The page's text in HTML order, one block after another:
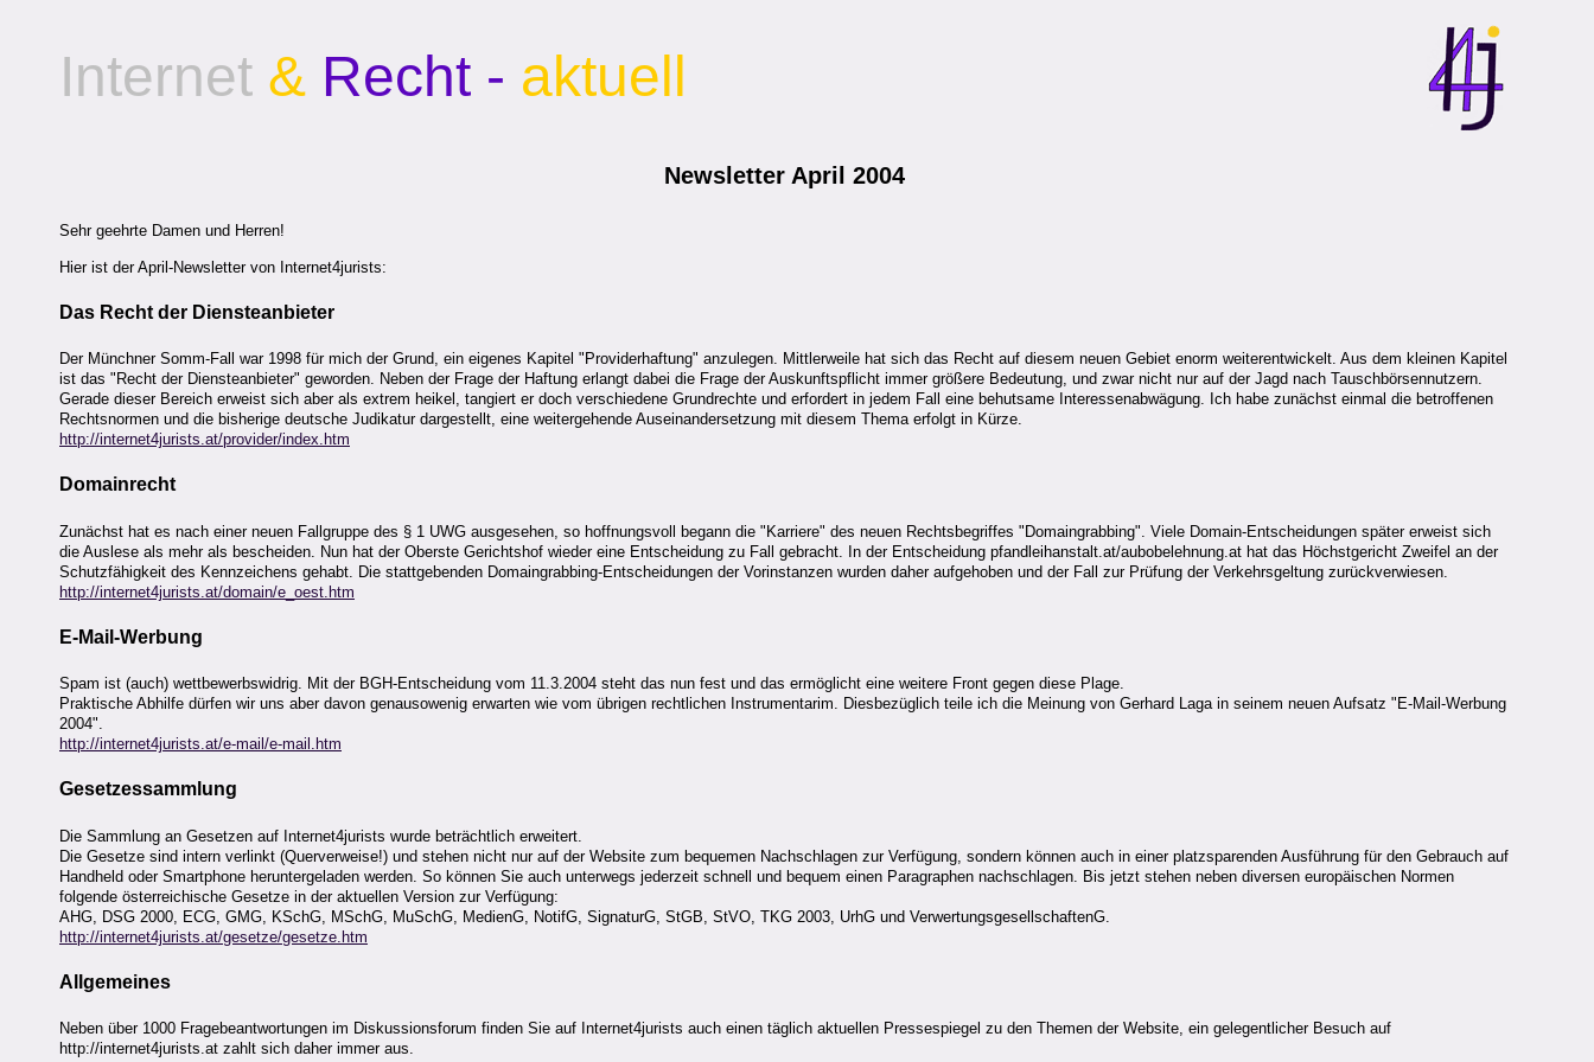
Internet & Recht - aktuell
Newsletter April 2004
Sehr geehrte Damen und Herren!
Hier ist der April-Newsletter von Internet4jurists:
Das Recht der Diensteanbieter
Der Münchner Somm-Fall war 1998 für mich der Grund, ein eigenes Kapitel "Providerhaftung" anzulegen. Mittlerweile hat sich das Recht auf diesem neuen Gebiet enorm weiterentwickelt. Aus dem kleinen Kapitel
ist das "Recht der Diensteanbieter" geworden. Neben der Frage der Haftung erlangt dabei die Frage der Auskunftspflicht immer größere Bedeutung, und zwar nicht nur auf der Jagd nach Tauschbörsennutzern.
Gerade dieser Bereich erweist sich aber als extrem heikel, tangiert er doch verschiedene Grundrechte und erfordert in jedem Fall eine behutsame Interessenabwägung. Ich habe zunächst einmal die betroffenen
Rechtsnormen und die bisherige deutsche Judikatur dargestellt, eine weitergehende Auseinandersetzung mit diesem Thema erfolgt in Kürze.
http://internet4jurists.at/provider/index.htm
Domainrecht
Zunächst hat es nach einer neuen Fallgruppe des § 1 UWG ausgesehen, so hoffnungsvoll begann die "Karriere" des neuen Rechtsbegriffes "Domaingrabbing". Viele Domain-Entscheidungen später erweist sich
die Auslese als mehr als bescheiden. Nun hat der Oberste Gerichtshof wieder eine Entscheidung zu Fall gebracht. In der Entscheidung pfandleihanstalt.at/aubobelehnung.at hat das Höchstgericht Zweifel an der
Schutzfähigkeit des Kennzeichens gehabt. Die stattgebenden Domaingrabbing-Entscheidungen der Vorinstanzen wurden daher aufgehoben und der Fall zur Prüfung der Verkehrsgeltung zurückverwiesen.
http://internet4jurists.at/domain/e_oest.htm
E-Mail-Werbung
Spam ist (auch) wettbewerbswidrig. Mit der BGH-Entscheidung vom 11.3.2004 steht das nun fest und das ermöglicht eine weitere Front gegen diese Plage.
Praktische Abhilfe dürfen wir uns aber davon genausowenig erwarten wie vom übrigen rechtlichen Instrumentarim. Diesbezüglich teile ich die Meinung von Gerhard Laga in seinem neuen Aufsatz "E-Mail-Werbung
2004".
http://internet4jurists.at/e-mail/e-mail.htm
Gesetzessammlung
Die Sammlung an Gesetzen auf Internet4jurists wurde beträchtlich erweitert.
Die Gesetze sind intern verlinkt (Querverweise!) und stehen nicht nur auf der Website zum bequemen Nachschlagen zur Verfügung, sondern können auch in einer platzsparenden Ausführung für den Gebrauch auf
Handheld oder Smartphone heruntergeladen werden. So können Sie auch unterwegs jederzeit schnell und bequem einen Paragraphen nachschlagen. Bis jetzt stehen neben diversen europäischen Normen
folgende österreichische Gesetze in der aktuellen Version zur Verfügung:
AHG, DSG 2000, ECG, GMG, KSchG, MSchG, MuSchG, MedienG, NotifG, SignaturG, StGB, StVO, TKG 2003, UrhG und VerwertungsgesellschaftenG.
http://internet4jurists.at/gesetze/gesetze.htm
Allgemeines
Neben über 1000 Fragebeantwortungen im Diskussionsforum finden Sie auf Internet4jurists auch einen täglich aktuellen Pressespiegel zu den Themen der Website, ein gelegentlicher Besuch auf
http://internet4jurists.at zahlt sich daher immer aus.